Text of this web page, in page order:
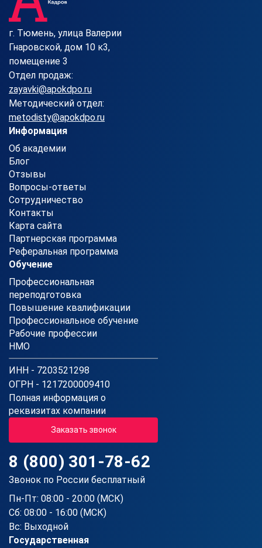
г. Тюмень, улица Валерии
Гнаровской, дом 10 к3,
помещение 3
Отдел продаж:
zayavki@apokdpo.ru
Методический отдел:
metodisty@apokdpo.ru
Информация
Об академии
Блог
Отзывы
Вопросы-ответы
Сотрудничество
Контакты
Карта сайта
Партнерская программа
Реферальная программа
Обучение
Профессиональная
переподготовка
Повышение квалификации
Профессиональное обучение
Рабочие профессии
НМО
ИНН - 7203521298
ОГРН - 1217200009410
Полная информация о
реквизитах компании
Заказать звонок
8 (800) 301-78-62
Звонок по России бесплатный
Пн-Пт: 08:00 - 20:00 (МСК)
Сб: 08:00 - 16:00 (МСК)
Вс: Выходной
Государственная